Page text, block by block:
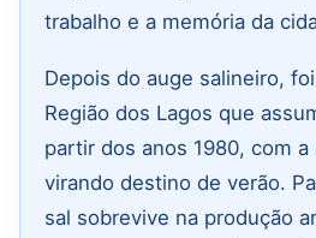
trabalho e a memória da
Depois do auge salineiro,
Região dos Lagos que
partir dos anos 1980, com a
virando destino de verão.
sal sobrevive na produção